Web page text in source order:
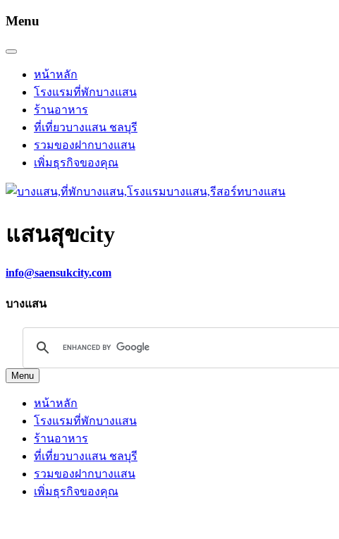
Menu
หน้าหลัก
โรงแรมที่พักบางแสน
ร้านอาหาร
ที่เที่ยวบางแสน ชลบุรี
รวมของฝากบางแสน
เพิ่มธุรกิจของคุณ
แสนสุขcity
info@saensukcity.com
บางแสน
Menu
หน้าหลัก
โรงแรมที่พักบางแสน
ร้านอาหาร
ที่เที่ยวบางแสน ชลบุรี
รวมของฝากบางแสน
เพิ่มธุรกิจของคุณ